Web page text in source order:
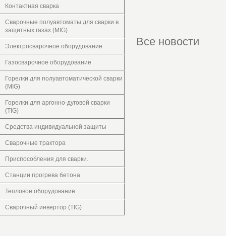
Контактная сварка
Сварочные полуавтоматы для сварки в
защитных газах (MIG)
Электросварочное оборудование
Газосварочное оборудование
Горелки для полуавтоматической сварки
(MIG)
Горелки для аргонно-дуговой сварки
(TIG)
Средства индивидуальной защиты
Сварочные трактора
Приспособления для сварки.
Станции прогрева бетона
Тепловое оборудование.
Сварочный инвертор (TIG)
Все новости